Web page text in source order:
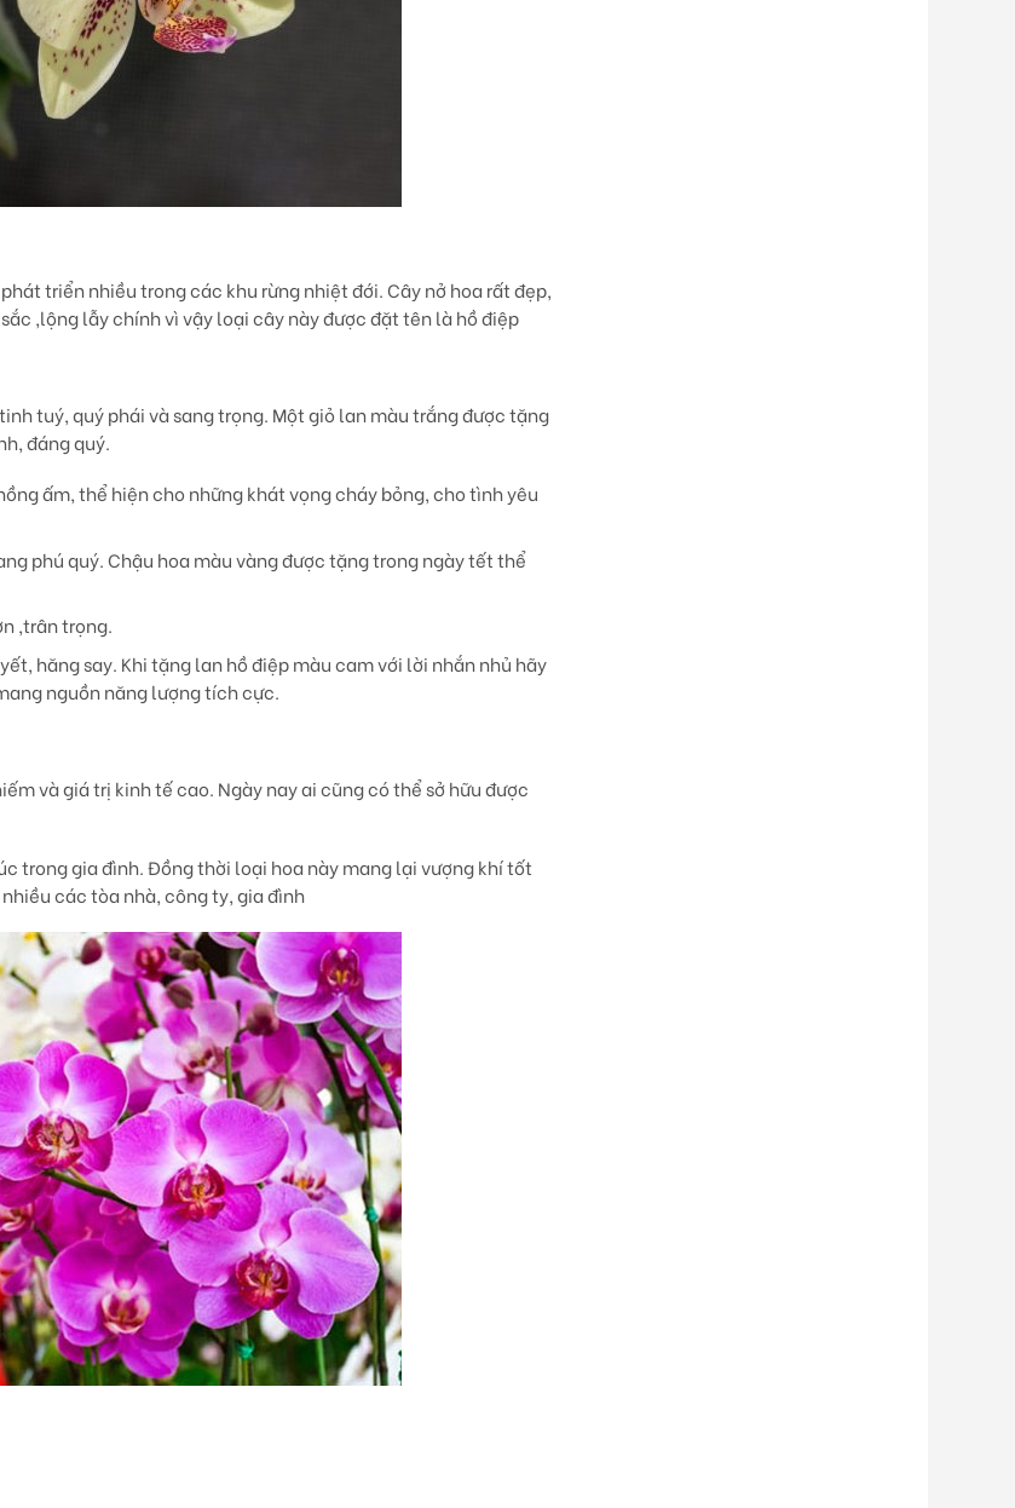
triển nhiều trong các khu rừng nhiệt đới. Cây nở hoa rất đẹp,
,lộng lẫy chính vì vậy loại cây này được đặt tên là hồ điệp
tuý, quý phái và sang trọng. Một giỏ lan màu trắng được tặng
đáng quý.
ấm, thể hiện cho những khát vọng cháy bỏng, cho tình yêu
phú quý. Chậu hoa màu vàng được tặng trong ngày tết thể
,trân trọng.
hăng say. Khi tặng lan hồ điệp màu cam với lời nhắn nhủ hãy
nguồn năng lượng tích cực.
và giá trị kinh tế cao. Ngày nay ai cũng có thể sở hữu được
trong gia đình. Đồng thời loại hoa này mang lại vượng khí tốt
các tòa nhà, công ty, gia đình